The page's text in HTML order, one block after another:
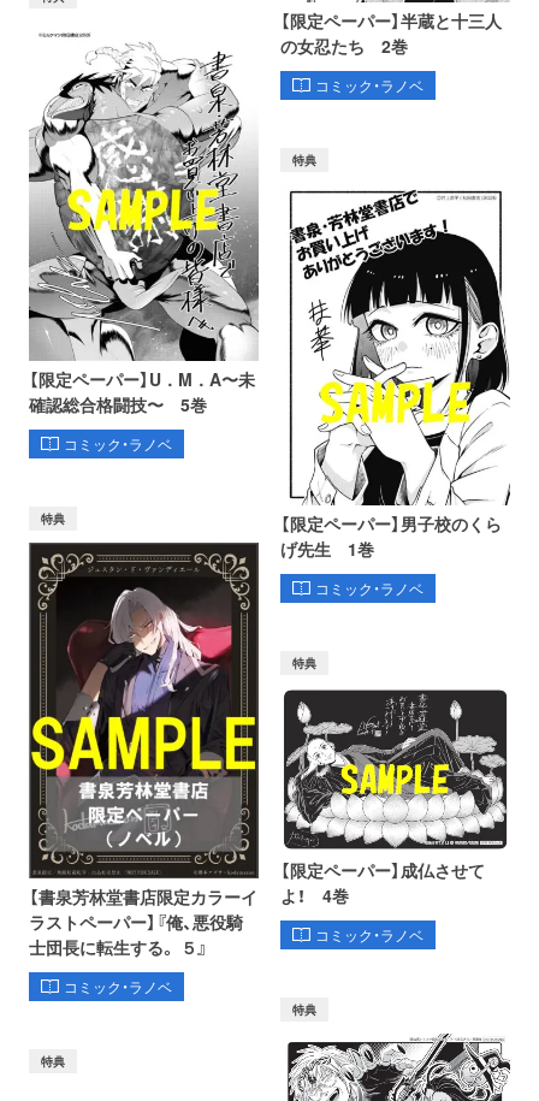
【限定ペーパー】半蔵と十三人
の女忍たち 2巻
コミック・ラノベ
【限定ペーパー】U．M．A〜未
確認総合格闘技〜 5巻
コミック・ラノベ
特典
【限定ペーパー】男子校のくら
げ先生 1巻
コミック・ラノベ
特典
【書泉芳林堂書店限定カラーイ
ラストペーパー】『俺、悪役騎
士団長に転生する。 ５』
コミック・ラノベ
特典
【限定ペーパー】成仏させて
よ！ 4巻
コミック・ラノベ
特典
特典